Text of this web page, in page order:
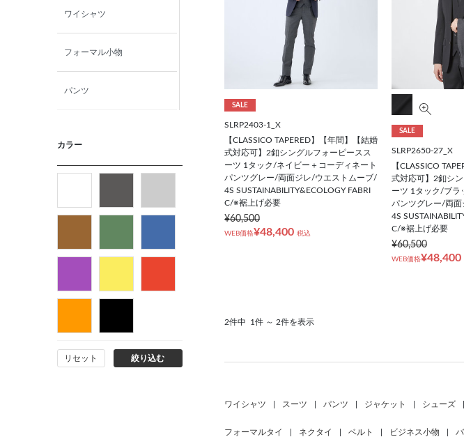
ワイシャツ
フォーマル小物
パンツ
カジュアルシャツ
フォーマルタイ
バッグ
カラー
リセット 絞り込む
SALE
SLRP2403-1_X
【CLASSICO TAPERED】【年間】【結婚
式対応可】2釦シングルフォーピースス
ーツ 1タック/ネイビー＋コーディネート
パンツグレー/両面ジレ/ウエストムーブ/
4S SUSTAINABILITY&ECOLOGY FABRI
C/※裾上げ必要
¥60,500
WEB価格¥48,400 税込
SALE
SLRP2650-27_X
【CLASSICO
式対応可】2釦シ
ーツ 1タック/ブラ
パンツグレー/両
4S
C/※裾上げ必要
¥60,500
WEB価格¥48,400
2件中 1件 ～ 2件を表示
ワイシャツ スーツ パンツ ジャケット シューズ
フォーマルタイ ネクタイ ベルト ビジネス小物